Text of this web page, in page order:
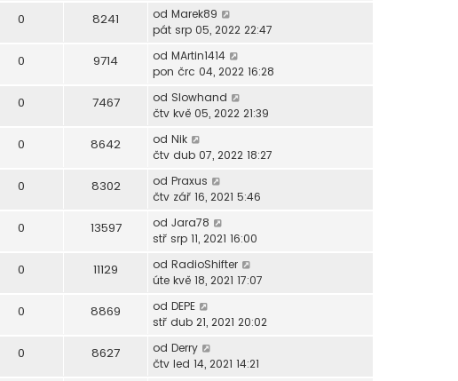
0 8241 od Marek89
pát srp 05, 2022 22:47
0 9714 od MArtin1414
pon črc 04, 2022 16:28
0 7467 od Slowhand
čtv kvě 05, 2022 21:39
0 8642 od Nik
čtv dub 07, 2022 18:27
0 8302 od Praxus
čtv zář 16, 2021 5:46
0 13597 od Jara78
stř srp 11, 2021 16:00
0 11129 od RadioShifter
úte kvě 18, 2021 17:07
0 8869 od DEPE
stř dub 21, 2021 20:02
0 8627 od Derry
čtv led 14, 2021 14:21